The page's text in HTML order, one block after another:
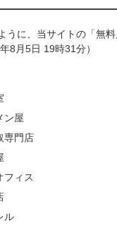
うに、当サイトの「無
8月5日 19時31分）
ン屋
専門店
フィス
ル